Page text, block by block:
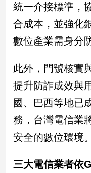
影
推
薦
科
遊
動
寵
物
Pet
統一介接標準，
合成本，並強化
數位產業需身分
此外，門號核實
提升防詐成效與
國、巴西等地已
務，台灣電信業
安全的數位環境。
三大電信業者依